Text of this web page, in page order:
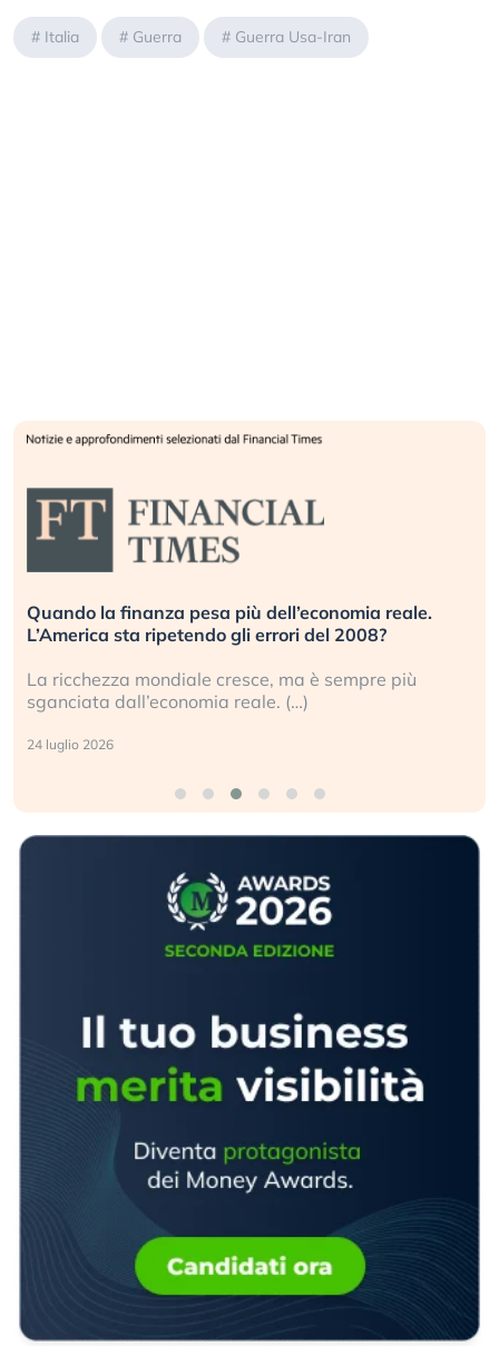
# Italia # Guerra # Guerra Usa-Iran
Quando la finanza pesa più dell’economia reale.
L’America sta ripetendo gli errori del 2008?
La ricchezza mondiale cresce, ma è sempre più
sganciata dall’economia reale. (…)
24 luglio 2026